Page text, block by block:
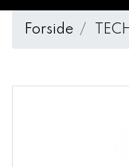
Forside